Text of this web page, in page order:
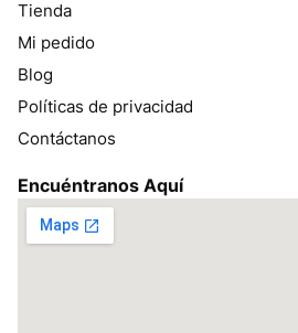
Tienda
Mi pedido
Blog
Políticas de privacidad
Contáctanos
Encuéntranos Aquí